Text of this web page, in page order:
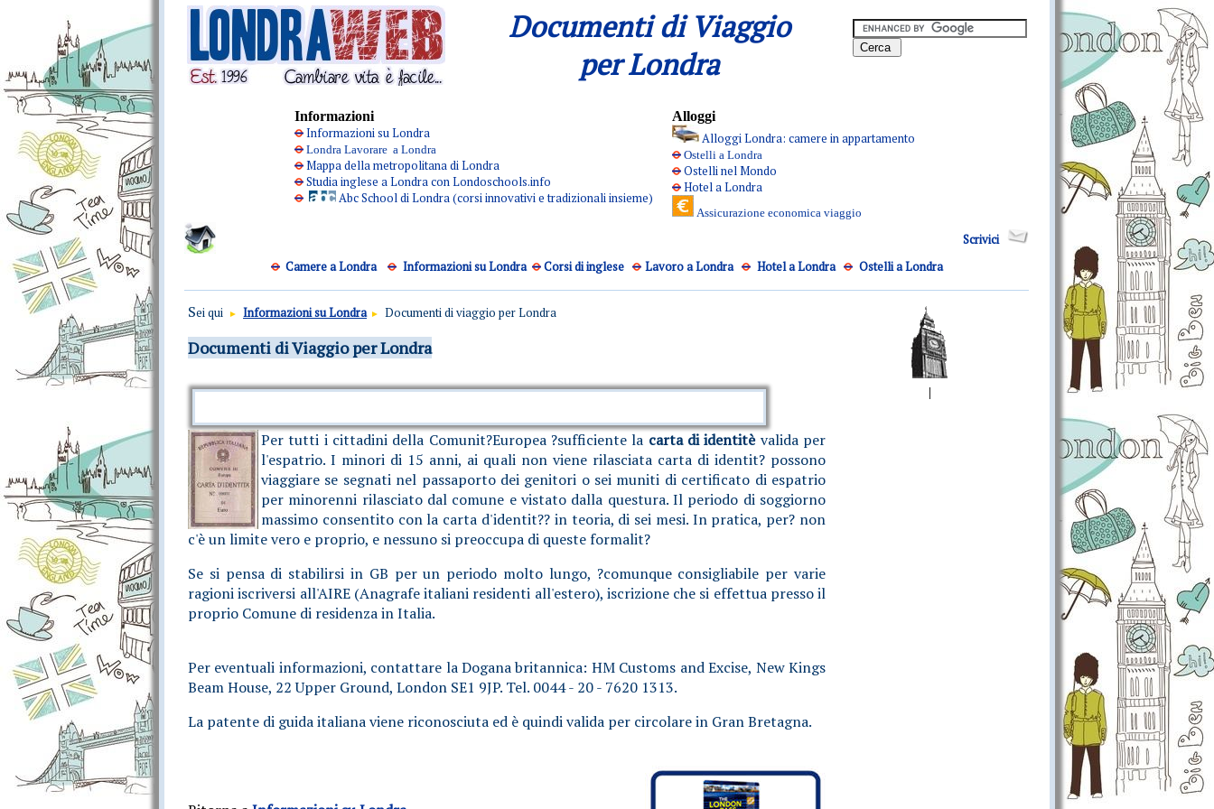
Documenti di Viaggio
per Londra
Informazioni
Informazioni su Londra
Londra Lavorare a Londra
Mappa della metropolitana di Londra
Studia inglese a Londra con Londoschools.info
Abc School di Londra (corsi innovativi e tradizionali insieme)
Alloggi
Alloggi Londra: camere in appartamento
Ostelli a Londra
Ostelli nel Mondo
Hotel a Londra
Assicurazione economica viaggio
Scrivici
Camere a Londra
Informazioni su Londra Corsi di inglese Lavoro a Londra Hotel a Londra Ostelli a Londra
Sei qui ► Informazioni su Londra► Documenti di viaggio per Londra
Documenti di Viaggio per Londra
Per tutti i cittadini della Comunit?Europea ?sufficiente la carta di identitèvalida per
l'espatrio. I minori di 15 anni, ai quali non viene rilasciata carta di identit? possono
viaggiare se segnati nel passaporto dei genitori o sei muniti di certificato di espatrio
per minorenni rilasciato dal comune e vistato dalla questura. Il periodo di soggiorno
massimo consentito con la carta d'identit?? in teoria, di sei mesi. In pratica, per? non
c'è un limite vero e proprio, e nessuno si preoccupa di queste formalit?
Se si pensa di stabilirsi in GB per un periodo molto lungo, ?comunque consigliabile per varie
ragioni iscriversi all'AIRE (Anagrafe italiani residenti all'estero), iscrizione che si effettua presso il
proprio Comune di residenza in Italia.
Per eventuali informazioni, contattare la Dogana britannica: HM Customs and Excise, New Kings
Beam House, 22 Upper Ground, London SE1 9JP. Tel. 0044 - 20 - 7620 1313.
La patente di guida italiana viene riconosciuta ed è quindi valida per circolare in Gran Bretagna.
|